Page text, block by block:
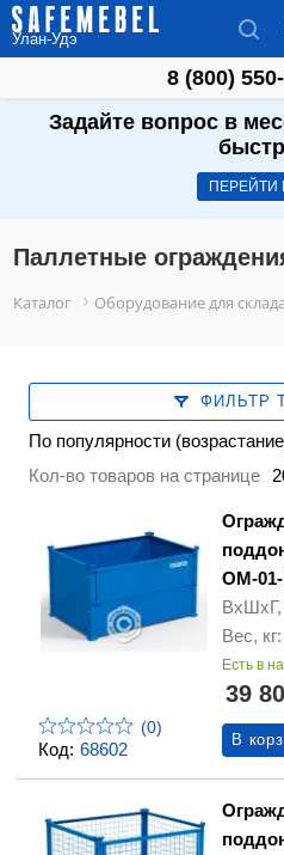
Улан-Удэ
8 (800)
Задайте вопрос в
ПЕРЕЙТИ
Паллетные
Каталог Оборудование для склада
ФИЛЬТР
По популярности
Кол-во товаров на странице
Код: 68602
(0)
ОМ-01-
ВхШхГ,
Вес,
Есть в
39
В